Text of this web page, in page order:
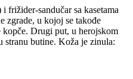
frižider-sandučar sa kasetama
zgrade, u kojoj se takođe
kopče. Drugi put, u herojskom
stranu butine. Koža je zinula: